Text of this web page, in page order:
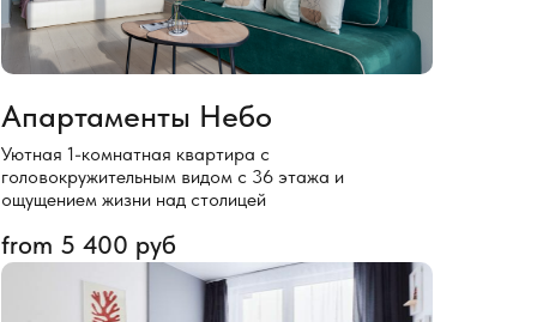
Апартаменты Небо
Уютная 1-комнатная квартира с
головокружительным видом с 36 этажа и
ощущением жизни над столицей
from 5 400 руб